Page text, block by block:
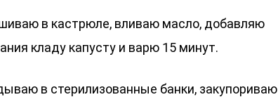
в кастрюле, вливаю масло, добавляю
кладу капусту и варю 15 минут.
в стерилизованные банки, закупориваю